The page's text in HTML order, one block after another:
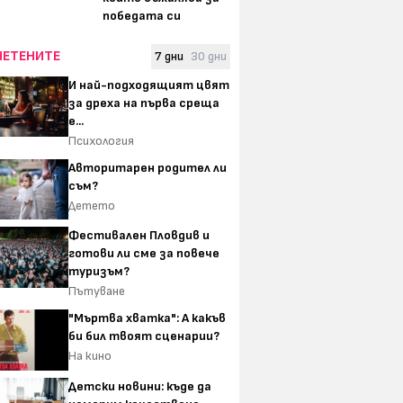
победата си
7 дни 30 дни
И най-подходящият цвят
за дреха на първа среща
е...
Психология
Авторитарен родител ли
съм?
Детето
Фестивален Пловдив и
готови ли сме за повече
туризъм?
Пътуване
"Мъртва хватка": А какъв
би бил твоят сценарии?
На кино
Детски новини: къде да